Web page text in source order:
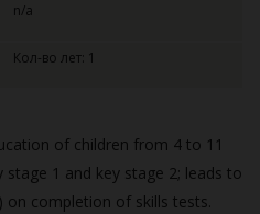
n/a
Кол-во лет: 1
of children from 4 to 11
1 and key stage 2; leads to
on completion of skills tests.